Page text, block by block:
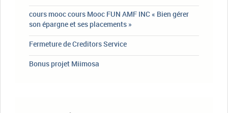
cours mooc cours Mooc FUN AMF INC « Bien gérer
son épargne et ses placements »
Fermeture de Creditors Service
Bonus projet Miimosa